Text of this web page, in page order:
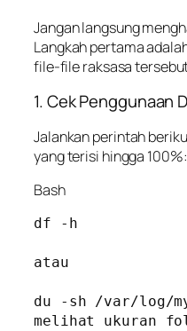
Jangan langsung
Langkah pertama
file-file raksasa
1. Cek Penggunaan
Jalankan perintah
yang terisi hingga 100%:
Bash
df -h
atau
du -sh /var/log/
melihat ukuran